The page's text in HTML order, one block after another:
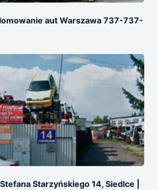
aut Warszawa 737-737-
Starzyńskiego 14, Siedlce |